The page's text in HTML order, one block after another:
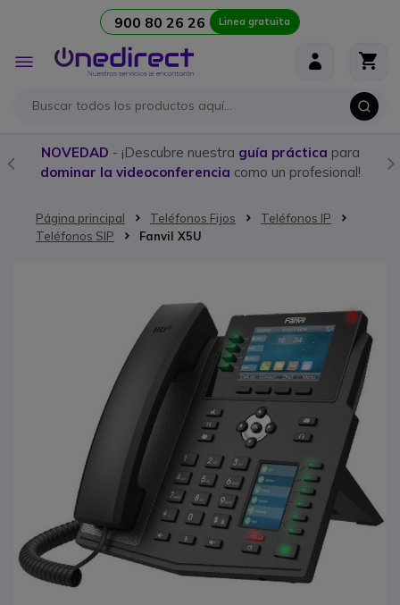
900 80 26 26 Linea gratuita
Toggle
Nav
NOVEDAD - ¡Descubre nuestra guía práctica para
dominar la videoconferencia como un profesional!
Página principal Teléfonos Fijos
Teléfonos IP
Teléfonos SIP
Fanvil X5U